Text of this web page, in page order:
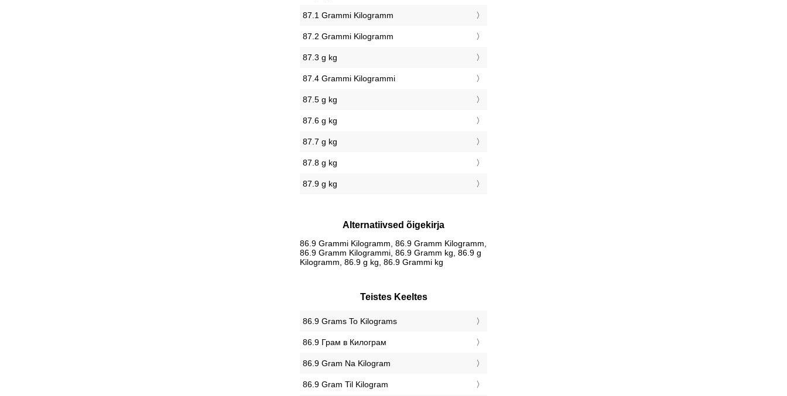
87.1 Grammi Kilogramm
87.2 Grammi Kilogramm
87.3 g kg
87.4 Grammi Kilogrammi
87.5 g kg
87.6 g kg
87.7 g kg
87.8 g kg
87.9 g kg
Alternatiivsed õigekirja
86.9 Grammi Kilogramm, 86.9 Gramm Kilogramm,
86.9 Gramm Kilogrammi, 86.9 Gramm kg, 86.9 g
Kilogramm, 86.9 g kg, 86.9 Grammi kg
Teistes Keeltes
‎86.9 Grams To Kilograms
‎86.9 Грам в Килограм
‎86.9 Gram Na Kilogram
‎86.9 Gram Til Kilogram